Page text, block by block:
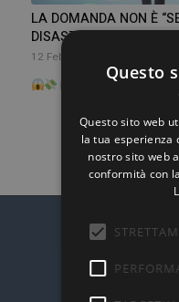
LA DOMANDA NON È
DISASTER RECOVERY
12 Febbraio 2025
Immagina di arrivare
Questo
Questo sito web
la tua esperienza
nostro sito web
conformità con